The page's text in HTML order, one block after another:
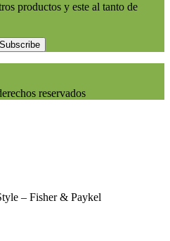
productos y este al tanto de
Subscribe
reservados
– Fisher & Paykel